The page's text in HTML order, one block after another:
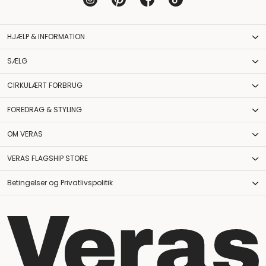
HJÆLP & INFORMATION
SÆLG
CIRKULÆRT FORBRUG
FOREDRAG & STYLING
OM VERAS
VERAS FLAGSHIP STORE
Betingelser og Privatlivspolitik